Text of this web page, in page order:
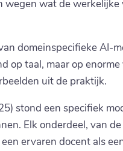
wat de
domeinspecifieke AI-
op taal, maar op
uit de praktijk.
stond een specifiek
Elk onderdeel, van
ervaren docent als